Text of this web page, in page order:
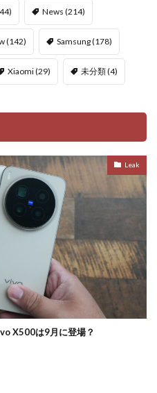
News (214)
(142) Samsung(178)
Xiaomi(29) 未分類(4)
Leak
X500は9月に登場？